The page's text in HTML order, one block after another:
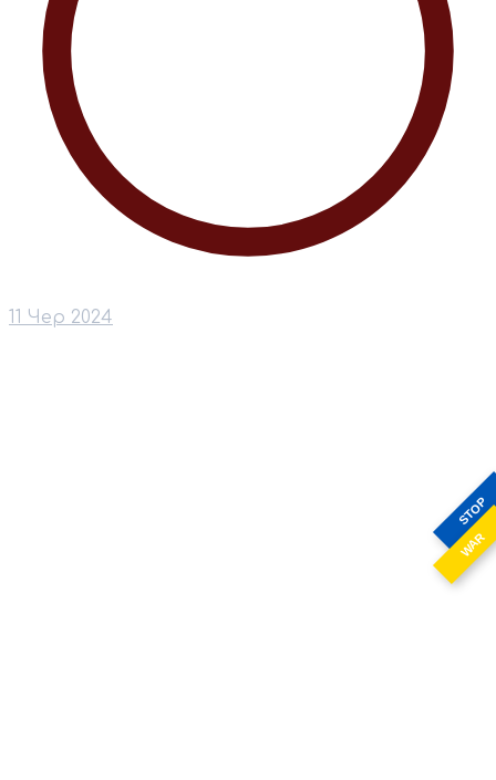
STOP
WAR
11 Чер 2024